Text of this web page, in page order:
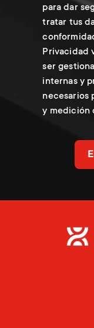
para dar
tratar tus
Privacidad
ser
internas y
necesarios
y medición